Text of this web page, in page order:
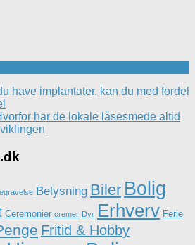
have implantater, kan du med fordel
har de lokale låsesmede altid
Belysning Biler Bolig
Ceremonier cremer Dyr Erhverv Ferie
Fritid & Hobby